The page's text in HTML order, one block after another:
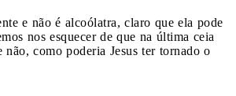
e não é alcoólatra, claro que ela pode
nos esquecer de que na última ceia
como poderia Jesus ter tornado o